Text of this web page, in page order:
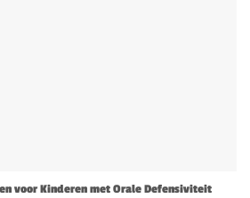
voor Kinderen met Orale Defensiviteit